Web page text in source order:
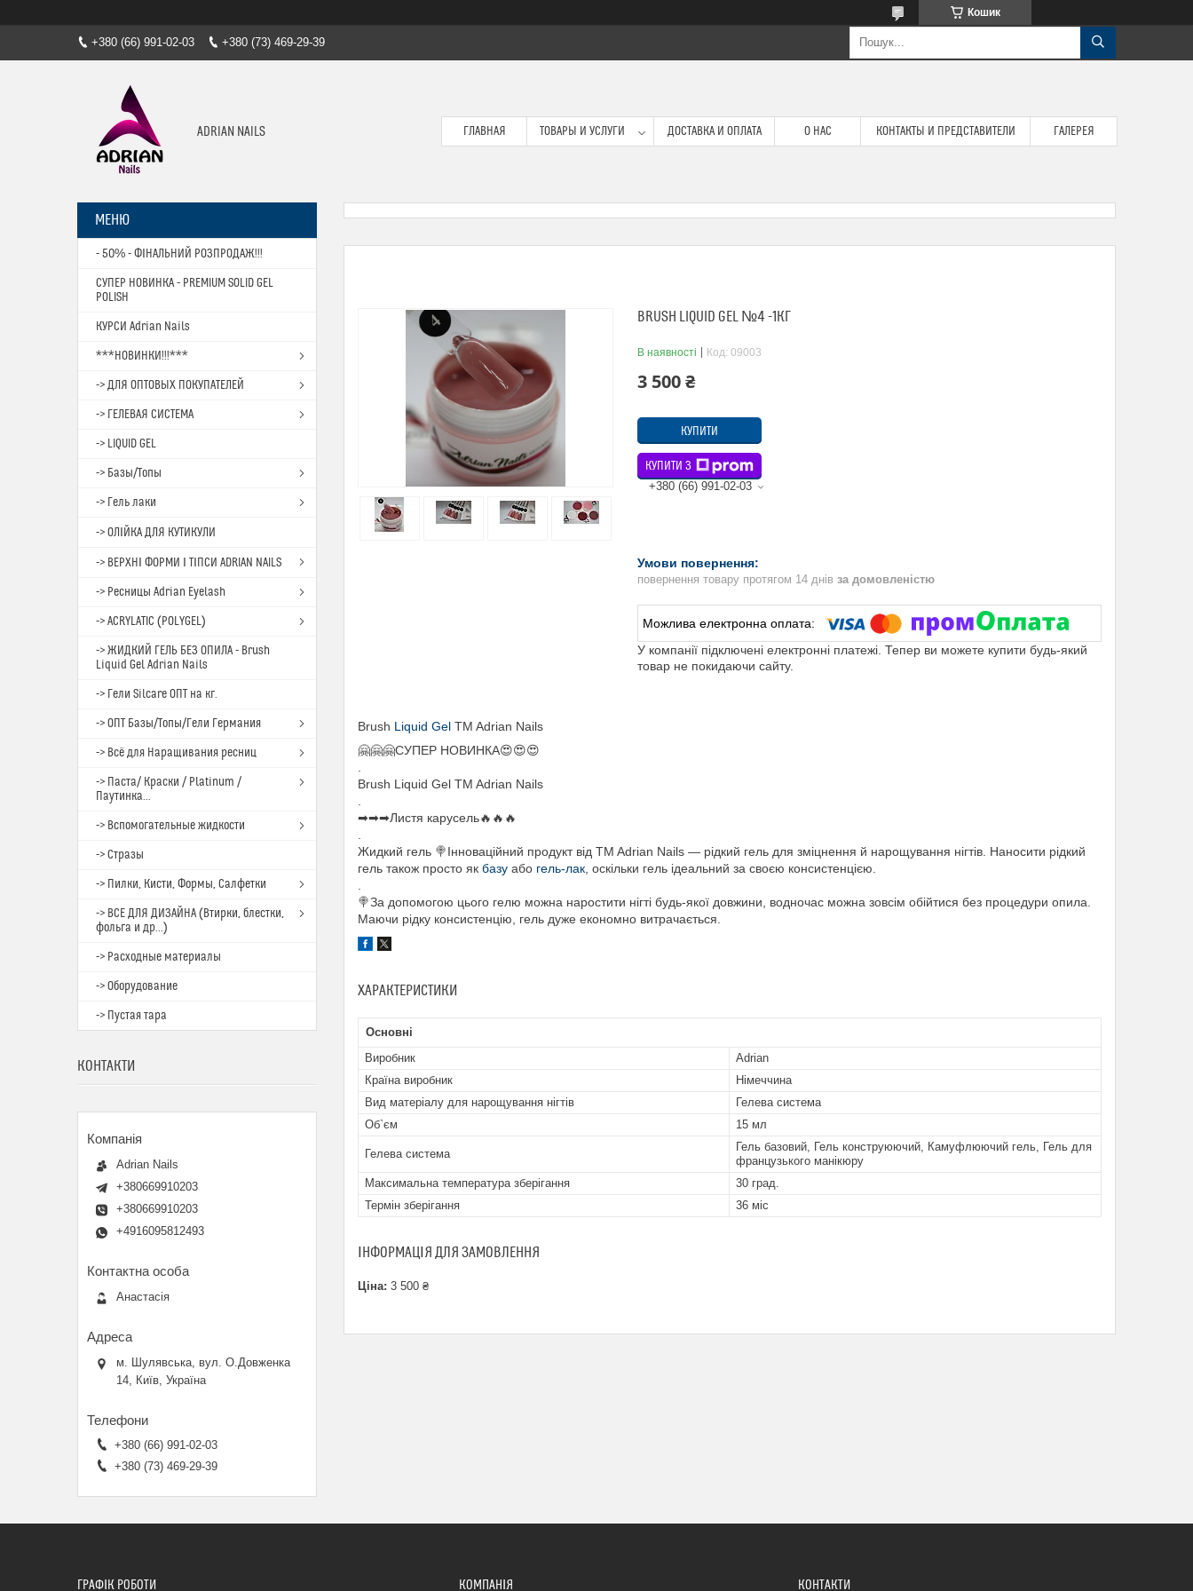
Кошик
+380 (66) 991-02-03 +380 (73) 469-29-39
ADRIAN NAILS ГЛАВНАЯ ТОВАРЫ И УСЛУГИ ДОСТАВКА И ОПЛАТА О НАС КОНТАКТЫ И ПРЕДСТАВИТЕЛИ ГАЛЕРЕЯ
BRUSH LIQUID GEL №4 -1КГ
В наявності Код: 09003
3 500 ₴
КУПИТИ
КУПИТИ З
+380 (66) 991-02-03
повернення товару протягом 14 днів за домовленістю
У компанії підключені електронні платежі. Тепер ви можете купити будь-який
товар не покидаючи сайту.
Brush Liquid Gel TM Adrian Nails
🤗🤗🤗СУПЕР НОВИНКА😍😍😍
Brush Liquid Gel TM Adrian Nails
➡➡➡Листя карусель🔥🔥🔥
Жидкий гель 🍭Інноваційний продукт від TM Adrian Nails — рідкий гель для зміцнення й нарощування нігтів. Наносити рідкий
гель також просто як базу або гель-лак , оскільки гель ідеальний за своєю консистенцією.
🍭За допомогою цього гелю можна наростити нігті будь-якої довжини, водночас можна зовсім обійтися без процедури опила.
Маючи рідку консистенцію, гель дуже економно витрачається.
ХАРАКТЕРИСТИКИ
Основні
Виробник
Adrian
Країна виробник
Німеччина
Вид матеріалу для нарощування нігтів
Гелева система
Об`єм
15 мл
Гелева система
Гель базовий, Гель конструюючий, Камуфлюючий гель, Гель для
французького манікюру
Максимальна температура зберігання
30 град.
Термін зберігання
36 міс
ІНФОРМАЦІЯ ДЛЯ ЗАМОВЛЕННЯ
Ціна: 3 500 ₴
- 50% - ФІНАЛЬНИЙ РОЗПРОДАЖ!!!
СУПЕР НОВИНКА - PREMIUM SOLID GEL
POLISH
КУРСИ Adrian Nails
***НОВИНКИ!!!***
-> ДЛЯ ОПТОВЫХ ПОКУПАТЕЛЕЙ
-> ГЕЛЕВАЯ СИСТЕМА
-> LIQUID GEL
-> Базы/Топы
-> Гель лаки
-> ОЛІЙКА ДЛЯ КУТИКУЛИ
-> ВЕРХНІ ФОРМИ І ТІПСИ ADRIAN NAILS
-> Ресницы Adrian Eyelash
-> ACRYLATIC (POLYGEL)
-> ЖИДКИЙ ГЕЛЬ БЕЗ ОПИЛА - Brush
Liquid Gel Adrian Nails
-> Гели Silcare ОПТ на кг.
-> ОПТ Базы/Топы/Гели Германия
-> Всё для Наращивания ресниц
-> Паста/ Краски / Platinum /
Паутинка...
-> Вспомогательные жидкости
-> Стразы
-> Пилки, Кисти, Формы, Салфетки
-> ВСЕ ДЛЯ ДИЗАЙНА (Втирки, блестки,
фольга и др...)
-> Расходные материалы
-> Оборудование
-> Пустая тара
КОНТАКТИ
Adrian Nails
+380669910203
+380669910203
+4916095812493
Анастасія
м. Шулявська, вул. О.Довженка
14, Київ, Україна
+380 (66) 991-02-03
+380 (73) 469-29-39
ГРАФІК РОБОТИ